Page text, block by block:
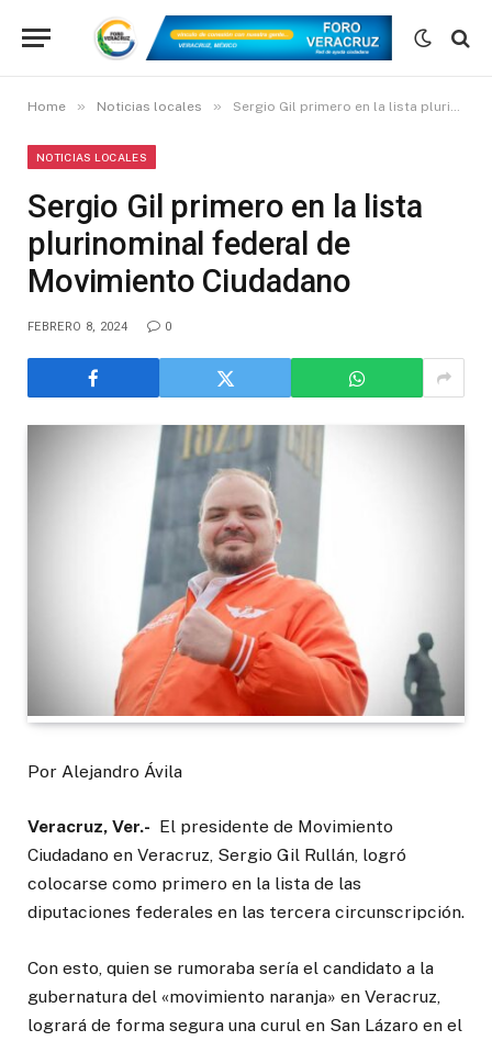
Home » Noticias locales » Sergio Gil primero en la lista plurinominal federal de Movimiento Ciudadano
NOTICIAS LOCALES
Sergio Gil primero en la lista
plurinominal federal de
Movimiento Ciudadano
FEBRERO 8, 2024 0
Por Alejandro Ávila
Veracruz, Ver.- El presidente de Movimiento
Ciudadano en Veracruz, Sergio Gil Rullán, logró
colocarse como primero en la lista de las
diputaciones federales en las tercera circunscripción.
Con esto, quien se rumoraba sería el candidato a la
gubernatura del «movimiento naranja» en Veracruz,
logrará de forma segura una curul en San Lázaro en el